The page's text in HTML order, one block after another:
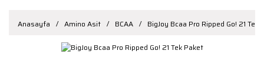
Anasayfa Amino Asit BCAA BigJoy Bcaa Pro Ripped Go! 21 Tek